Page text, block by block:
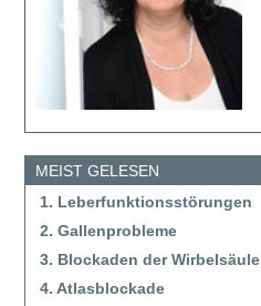
MEIST GELESEN
1. Leberfunktionsstörungen
2. Gallenprobleme
3. Blockaden der Wirbelsäule
4. Atlasblockade